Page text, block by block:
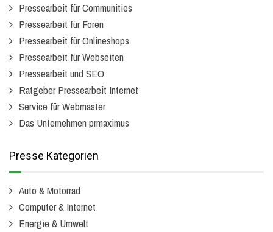
Pressearbeit für Communities
Pressearbeit für Foren
Pressearbeit für Onlineshops
Pressearbeit für Webseiten
Pressearbeit und SEO
Ratgeber Pressearbeit Internet
Service für Webmaster
Das Unternehmen prmaximus
Presse Kategorien
Auto & Motorrad
Computer & Internet
Energie & Umwelt